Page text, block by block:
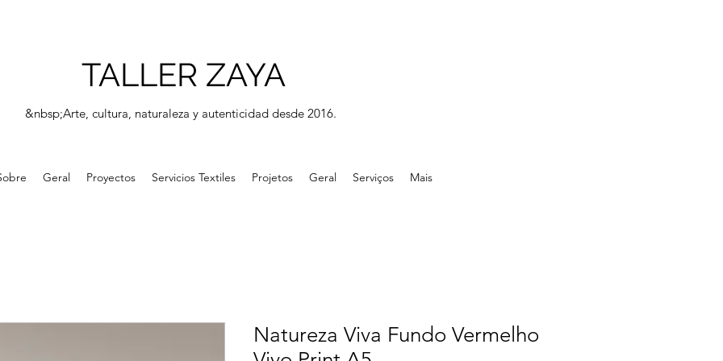
TALLER ZAYA
&nbsp;Arte, cultura, naturaleza y autenticidad desde 2016.
Geral Proyectos Servicios Textiles Projetos Geral Serviços Mais
Natureza Viva Fundo Vermelho